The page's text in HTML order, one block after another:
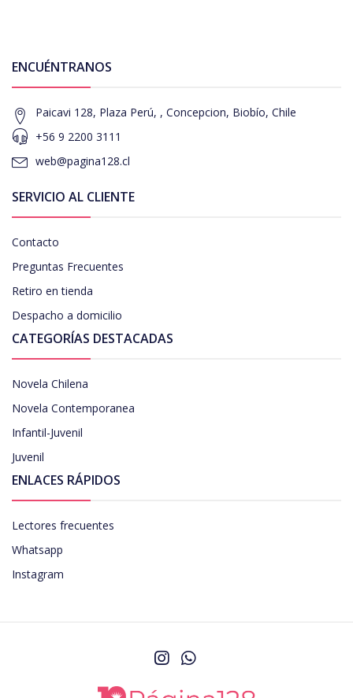
ENCUÉNTRANOS
Paicavi 128, Plaza Perú, , Concepcion, Biobío, Chile
+56 9 2200 3111
web@pagina128.cl
SERVICIO AL CLIENTE
Contacto
Preguntas Frecuentes
Retiro en tienda
Despacho a domicilio
CATEGORÍAS DESTACADAS
Novela Chilena
Novela Contemporanea
Infantil-Juvenil
Juvenil
ENLACES RÁPIDOS
Lectores frecuentes
Whatsapp
Instagram